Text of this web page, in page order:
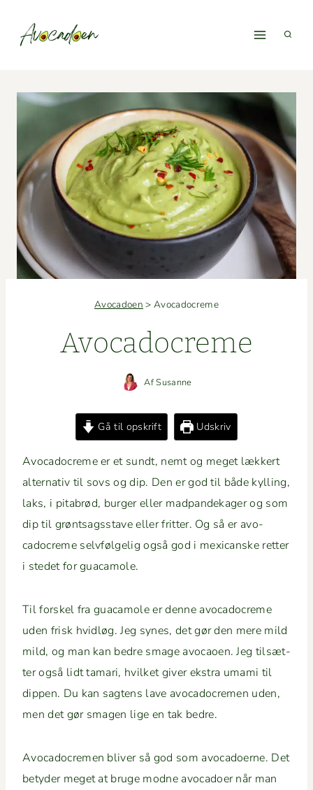
Avocadoen > Avocadocreme
Avo­cadocreme
AfSusanne
Gå til opskrift Udskriv
Avo­cadocreme er et sundt, nemt og meget lækkert
alter­na­tiv til sovs og dip. Den er god til både kylling,
laks, i pitabrød, burg­er eller mad­pan­dek­ager og som
dip til grøntsagsstave eller frit­ter. Og så er avo­
cadocreme selvføl­gelig også god i mex­i­canske ret­ter
i stedet for guacamole.
Til forskel fra gua­camole er denne avo­cadocreme
uden frisk hvidløg. Jeg synes, det gør den mere mild
mild, og man kan bedre smage avo­caoen. Jeg tilsæt­
ter også lidt tamari, hvilket giv­er ekstra uma­mi til
dip­pen. Du kan sagtens lave avo­cadocre­men uden,
men det gør sma­gen lige en tak bedre.
Avo­cadocre­men bliv­er så god som avo­ca­do­erne. Det
bety­der meget at bruge modne avo­ca­do­er når man